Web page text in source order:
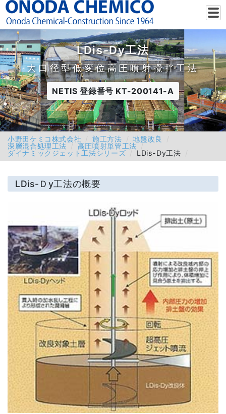
LDis-Dy工法
大口径型低変位高圧噴射攪拌工法
NETIS 登録番号 KT-200141-A
小野田ケミコ株式会社 施工方法
地盤改良
深層混合処理工法
高圧噴射単管工法
ダイナミックジェット工法シリーズ
LDis-Dy工法
LDis-Ｄy工法の概要